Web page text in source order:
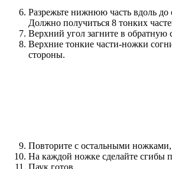
Разрежьте нижнюю часть вдоль до
Должно получиться 8 тонких
Верхний угол загните в обратную
Верхние тонкие части-ножки
стороны.
Повторите с остальными
На каждой ножке сделайте сгибы
Паук готов.